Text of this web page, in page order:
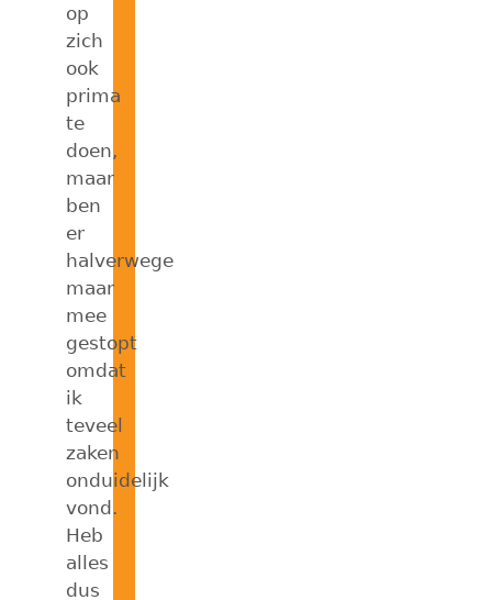
op
zich
ook
prima
te
doen,
maar
ben
er
halverwege
maar
mee
gestopt
omdat
ik
teveel
zaken
onduidelijk
vond.
Heb
alles
dus